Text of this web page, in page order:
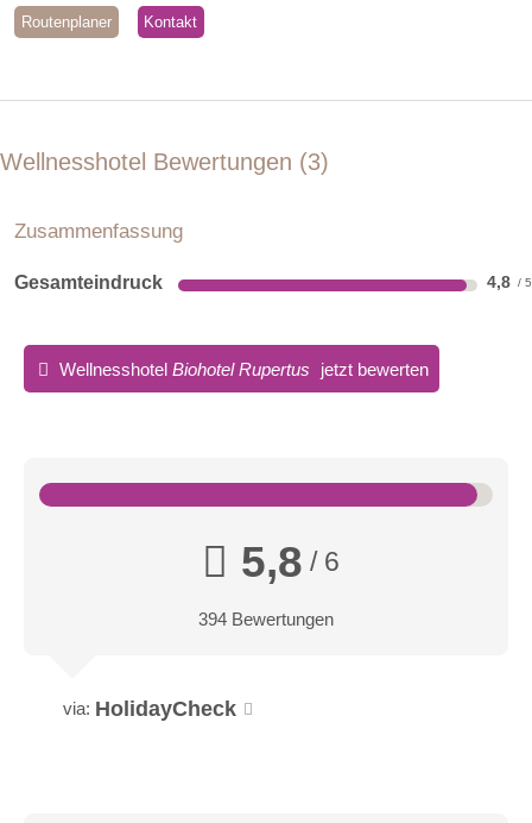
Routenplaner Kontakt
Wellnesshotel Bewertungen 3
Zusammenfassung
Gesamteindruck 4,8
Wellnesshotel Biohotel Rupertus jetzt bewerten
5,8 / 6
394 Bewertungen
via: HolidayCheck